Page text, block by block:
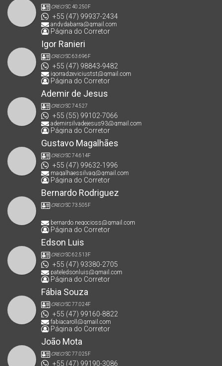
CRECISC 40.250F
+55 (47) 99937-2434
andydabarra@gmail.com
Página do Corretor
Igor Ranieri
CRECISC 63.696F
+55 (47) 98843-9482
igorradzeviciustst@gmail.com
Página do Corretor
Ademir de Jesus
CRECISC 74.527
+55 (55) 99102-7066
ademirsilvadejesus93@gmail.com
Página do Corretor
Gustavo Magalhães
CRECISC 74.614F
+55 (47) 99632-1996
magalhaessilvag@gmail.com
Página do Corretor
Bernardo Rodriguez
CRECISC 73.505F
bernardo.negocioss@gmail.com
Página do Corretor
Edson Luis
CRECISC 62.513F
+55 (47) 93380-2705
pateledsonluis@gmail.com
Página do Corretor
Fábia Souza
CRECISC 77.024F
+55 (47) 99160-8822
fabiacaroll@gmail.com
Página do Corretor
João Mota
CRECISC 77.025F
+55 (47) 99190-3086